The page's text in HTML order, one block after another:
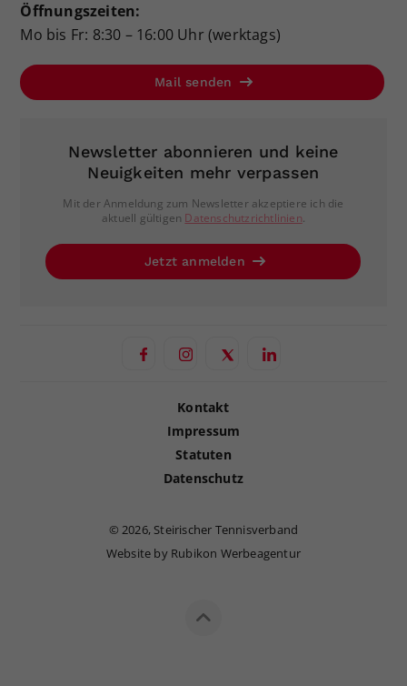
Öffnungszeiten:
Mo bis Fr: 8:30 – 16:00 Uhr (werktags)
Mail senden
Newsletter abonnieren und keine
Neuigkeiten mehr verpassen
Mit der Anmeldung zum Newsletter akzeptiere ich die
aktuell gültigen Datenschutzrichtlinien.
Jetzt anmelden
Kontakt
Impressum
Statuten
Datenschutz
©2026, Steirischer Tennisverband
Website by Rubikon Werbeagentur